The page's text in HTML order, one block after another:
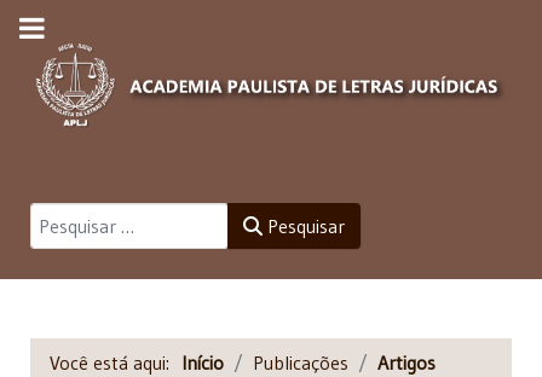
Pesquisar Pesquisar
Você está aqui: Início Publicações
Artigos